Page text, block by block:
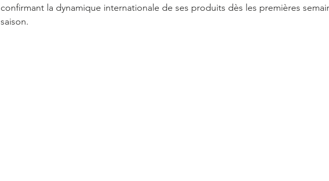
confirmant la dynamique internationale de ses produits dès les premières
saison.